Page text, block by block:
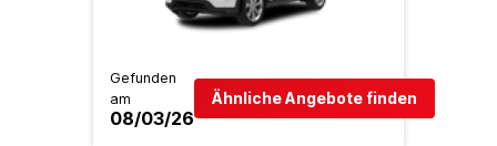
Gefunden
am
08/03/26
Ähnliche Angebote finden